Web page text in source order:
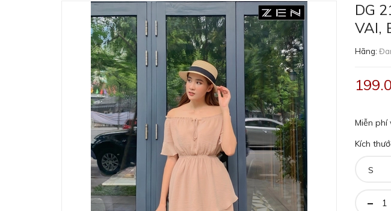
DG
VAI,
Hãng:
Miễn phí
Kích
-